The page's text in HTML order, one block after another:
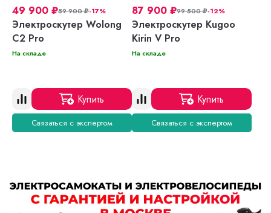
49 900 ₽59 900₽-17%
Электроскутер Wolong
C2 Pro
На складе
Купить
Связаться с экспертом
87 900 ₽99 500₽-12%
Электроскутер Kugoo
Kirin V Pro
На складе
Купить
Связаться с экспертом